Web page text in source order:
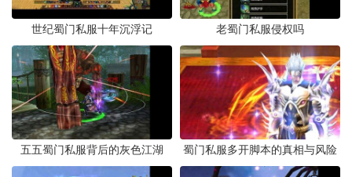
世纪蜀门私服十年沉浮记 老蜀门私服侵权吗
五五蜀门私服背后的灰色江湖 蜀门私服多开脚本的真相与风险